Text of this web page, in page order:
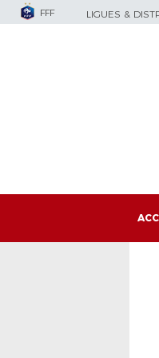
FFF LIGUES &